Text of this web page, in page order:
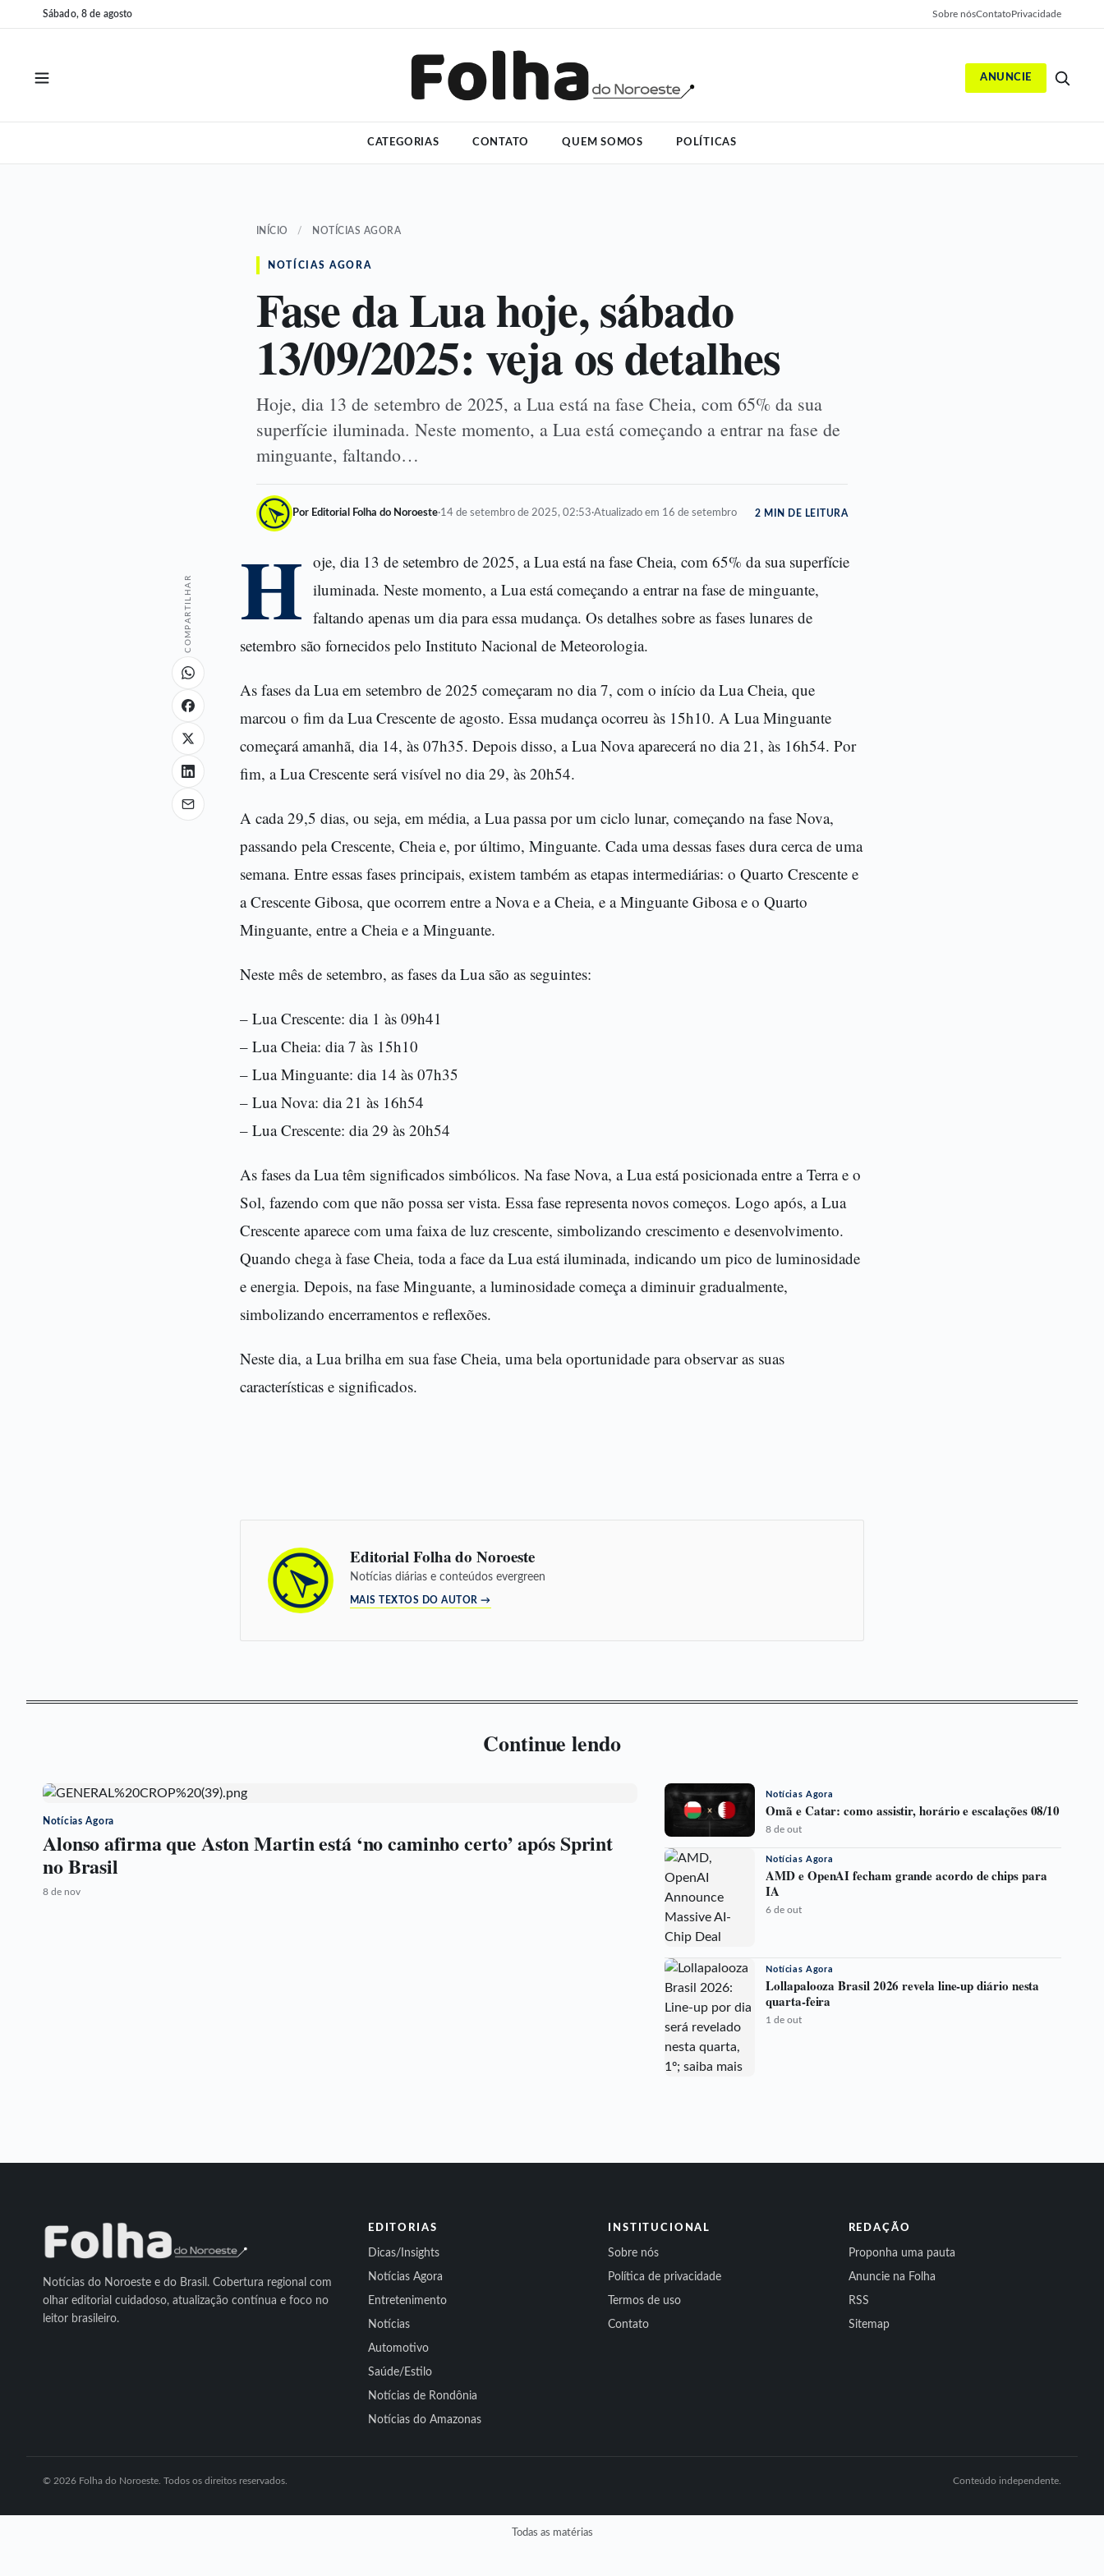
para
para
Sábado, 8 de agosto Sobre nósContatoPrivacidade
ANUNCIE
CATEGORIAS CONTATO QUEM SOMOS POLÍTICAS
INÍCIO / NOTÍCIAS AGORA
NOTÍCIAS AGORA
Fase da Lua hoje, sábado
13/09/2025: veja os detalhes
Hoje, dia 13 de setembro de 2025, a Lua está na fase Cheia, com 65% da sua
superfície iluminada. Neste momento, a Lua está começando a entrar na fase de
minguante, faltando…
Por Editorial Folha do Noroeste·14 de setembro de 2025, 02:53·Atualizado em 16 de setembro 2 MIN DE LEITURA
COMPARTILHAR H oje, dia 13 de setembro de 2025, a Lua está na fase Cheia, com 65% da sua superfície
iluminada. Neste momento, a Lua está começando a entrar na fase de minguante,
faltando apenas um dia para essa mudança. Os detalhes sobre as fases lunares de
setembro são fornecidos pelo Instituto Nacional de Meteorologia.
As fases da Lua em setembro de 2025 começaram no dia 7, com o início da Lua Cheia, que
marcou o fim da Lua Crescente de agosto. Essa mudança ocorreu às 15h10. A Lua Minguante
começará amanhã, dia 14, às 07h35. Depois disso, a Lua Nova aparecerá no dia 21, às 16h54. Por
fim, a Lua Crescente será visível no dia 29, às 20h54.
A cada 29,5 dias, ou seja, em média, a Lua passa por um ciclo lunar, começando na fase Nova,
passando pela Crescente, Cheia e, por último, Minguante. Cada uma dessas fases dura cerca de uma
semana. Entre essas fases principais, existem também as etapas intermediárias: o Quarto Crescente e
a Crescente Gibosa, que ocorrem entre a Nova e a Cheia, e a Minguante Gibosa e o Quarto
Minguante, entre a Cheia e a Minguante.
Neste mês de setembro, as fases da Lua são as seguintes:
– Lua Crescente: dia 1 às 09h41
– Lua Cheia: dia 7 às 15h10
– Lua Minguante: dia 14 às 07h35
– Lua Nova: dia 21 às 16h54
– Lua Crescente: dia 29 às 20h54
As fases da Lua têm significados simbólicos. Na fase Nova, a Lua está posicionada entre a Terra e o
Sol, fazendo com que não possa ser vista. Essa fase representa novos começos. Logo após, a Lua
Crescente aparece com uma faixa de luz crescente, simbolizando crescimento e desenvolvimento.
Quando chega à fase Cheia, toda a face da Lua está iluminada, indicando um pico de luminosidade
e energia. Depois, na fase Minguante, a luminosidade começa a diminuir gradualmente,
simbolizando encerramentos e reflexões.
Neste dia, a Lua brilha em sua fase Cheia, uma bela oportunidade para observar as suas
características e significados.
Editorial Folha do Noroeste
Notícias diárias e conteúdos evergreen
MAIS TEXTOS DO AUTOR →
Continue lendo
Notícias Agora
Alonso afirma que Aston Martin está ‘no caminho certo’ após Sprint
no Brasil
8 de nov
Notícias Agora
Omã e Catar: como assistir, horário e escalações 08/10
8 de out
Notícias Agora
AMD e OpenAI fecham grande acordo de chips para
IA
6 de out
Notícias Agora
Lollapalooza Brasil 2026 revela line-up diário nesta
quarta-feira
1 de out
Notícias do Noroeste e do Brasil. Cobertura regional com
olhar editorial cuidadoso, atualização contínua e foco no
leitor brasileiro.
EDITORIAS
Dicas/Insights
Notícias Agora
Entretenimento
Notícias
Automotivo
Saúde/Estilo
Notícias de Rondônia
Notícias do Amazonas
INSTITUCIONAL
Sobre nós
Política de privacidade
Termos de uso
Contato
REDAÇÃO
Proponha uma pauta
Anuncie na Folha
RSS
Sitemap
© 2026 Folha do Noroeste. Todos os direitos reservados. Conteúdo independente.
Todas as matérias